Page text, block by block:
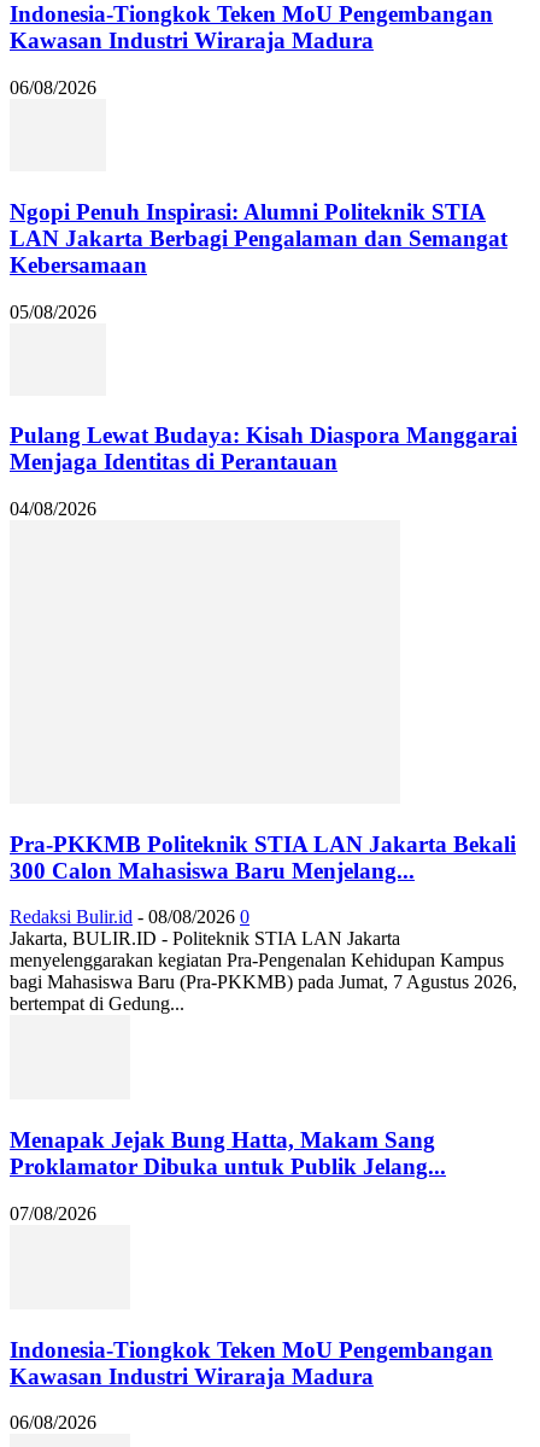
Indonesia-Tiongkok Teken MoU Pengembangan
Kawasan Industri Wiraraja Madura
06/08/2026
Ngopi Penuh Inspirasi: Alumni Politeknik STIA
LAN Jakarta Berbagi Pengalaman dan Semangat
Kebersamaan
05/08/2026
Pulang Lewat Budaya: Kisah Diaspora Manggarai
Menjaga Identitas di Perantauan
04/08/2026
Pra-PKKMB Politeknik STIA LAN Jakarta Bekali
300 Calon Mahasiswa Baru Menjelang...
Redaksi Bulir.id - 08/08/2026 0
Jakarta, BULIR.ID - Politeknik STIA LAN Jakarta
menyelenggarakan kegiatan Pra-Pengenalan Kehidupan Kampus
bagi Mahasiswa Baru (Pra-PKKMB) pada Jumat, 7 Agustus 2026,
bertempat di Gedung...
Menapak Jejak Bung Hatta, Makam Sang
Proklamator Dibuka untuk Publik Jelang...
07/08/2026
Indonesia-Tiongkok Teken MoU Pengembangan
Kawasan Industri Wiraraja Madura
06/08/2026